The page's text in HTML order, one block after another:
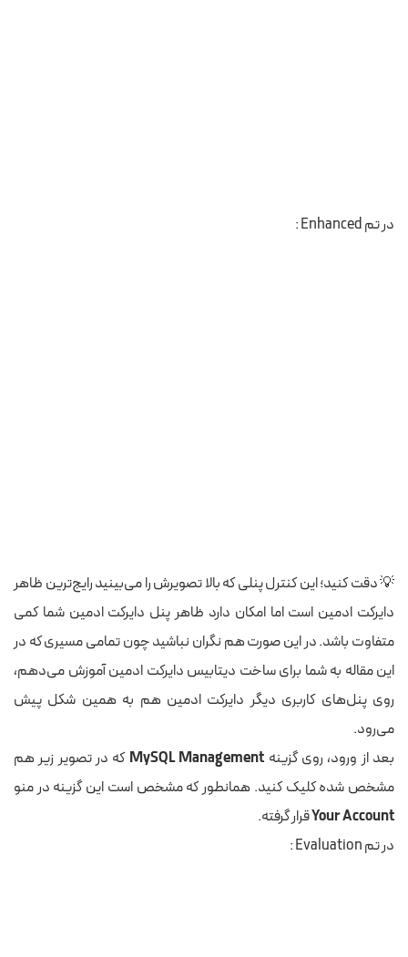
در تم Enhanced :
💡 دقت کنید؛ این کنترل پنلی که بالا تصویرش را می‌بینید رایج‌ترین ظاهر
دایرکت ادمین است اما امکان دارد ظاهر پنل دایرکت ادمین شما کمی
متفاوت باشد. در این صورت هم نگران نباشید چون تمامی مسیری که در
این مقاله به شما برای ساخت دیتابیس دایرکت ادمین آموزش می‌دهم،
روی پنل‌های کاربری دیگر دایرکت ادمین هم به همین شکل پیش
می‌رود.
بعد از ورود، روی گزینه MySQL Management که در تصویر زیر هم
مشخص شده کلیک کنید. همانطور که مشخص است این گزینه در منو
Your Accountقرار گرفته.
در تم Evaluation :